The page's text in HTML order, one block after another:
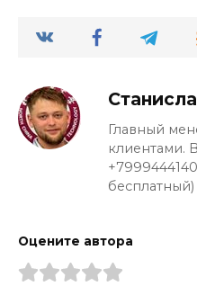
Главный
клиентами.
бесплатный)
Оцените автора